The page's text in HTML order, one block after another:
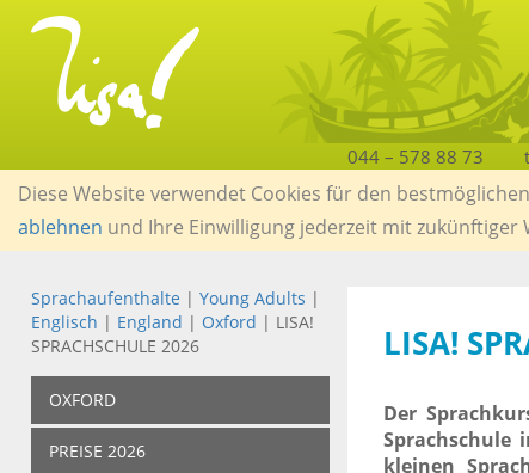
044 – 578 88 73
Diese Website verwendet Cookies für den
ablehnen und Ihre Einwilligung jederzeit mit
Sprachaufenthalte | Young Adults |
Englisch | England | Oxford | LISA!
SPRACHSCHULE 2026
OXFORD
PREISE 2026
LISA!
Der
Sprachschule
kleinen